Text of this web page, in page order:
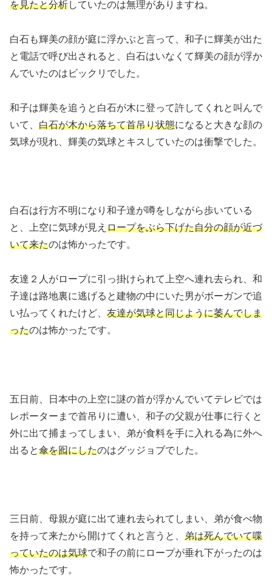
を見たと分析していたのは無理がありますね。
白石も輝美の顔が庭に浮かぶと言って、和子に輝美が出た
と電話で呼び出されると、白石はいなくて輝美の顔が浮か
んでいたのはビックリでした。
和子は輝美を追うと白石が木に登って許してくれと叫んで
いて、 白石が木から落ちて首吊り状態になると大きな顔の
気球が現れ、輝美の気球とキスしていたのは衝撃でした。
白石は行方不明になり和子達が噂をしながら歩いている
と、上空に気球が見え ロープをぶら下げた自分の顔が近づ
いて来たのは怖かったです。
友達２人がロープに引っ掛けられて上空へ連れ去られ、和
子達は路地裏に逃げると建物の中にいた男がボーガンで追
い払ってくれたけど、 友達が気球と同じように萎んでしま
ったのは怖かったです。
五日前、日本中の上空に謎の首が浮かんでいてテレビでは
レポーターまで首吊りに遭い、和子の父親が仕事に行くと
外に出て捕まってしまい、弟が食料を手に入れる為に外へ
出ると傘を囮にしたのはグッジョブでした。
三日前、母親が庭に出て連れ去られてしまい、弟が食べ物
を持って来たから開けてくれと言うと、 弟は死んでいて喋
っていたのは気球で和子の前にロープが垂れ下がったのは
怖かったです。